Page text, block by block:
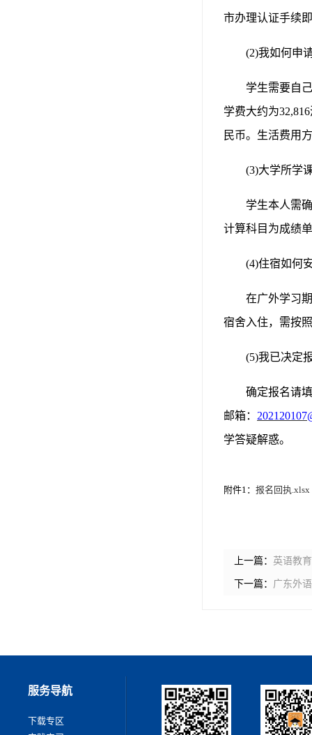
市办理认证手续
(2)我如何申
学生需要自
学费大约为
民币。生活费用
(3)大学所学
学生本人需
计算科目为成绩
(4)住宿如何
在广外学习
宿舍入住， 需按
(5)我已决定
确定报名请
邮箱： 202120107
学答疑解惑。
附件1： 报名回执.xlsx
上一篇： 英语教
下一篇： 广东外
服务导航
下载专区